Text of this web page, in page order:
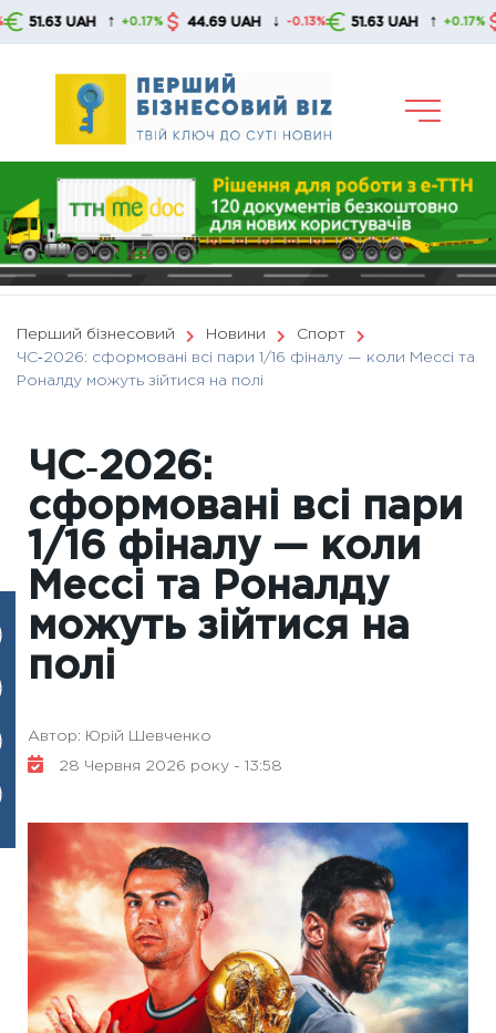
Skip
UAH ↑ +0.17% 44.69 UAH ↓ -0.13% 51.63 UAH ↑ +0.17%
Перший бізнесовий Новини
Спорт
ЧС‑2026: сформовані всі пари 1/16 фіналу — коли Мессі та
Роналду можуть зійтися на полі
ЧС‑2026:
сформовані всі пари
1/16 фіналу — коли
Мессі та Роналду
можуть зійтися на
полі
Автор: Юрій Шевченко
28 Червня 2026 року - 13:58